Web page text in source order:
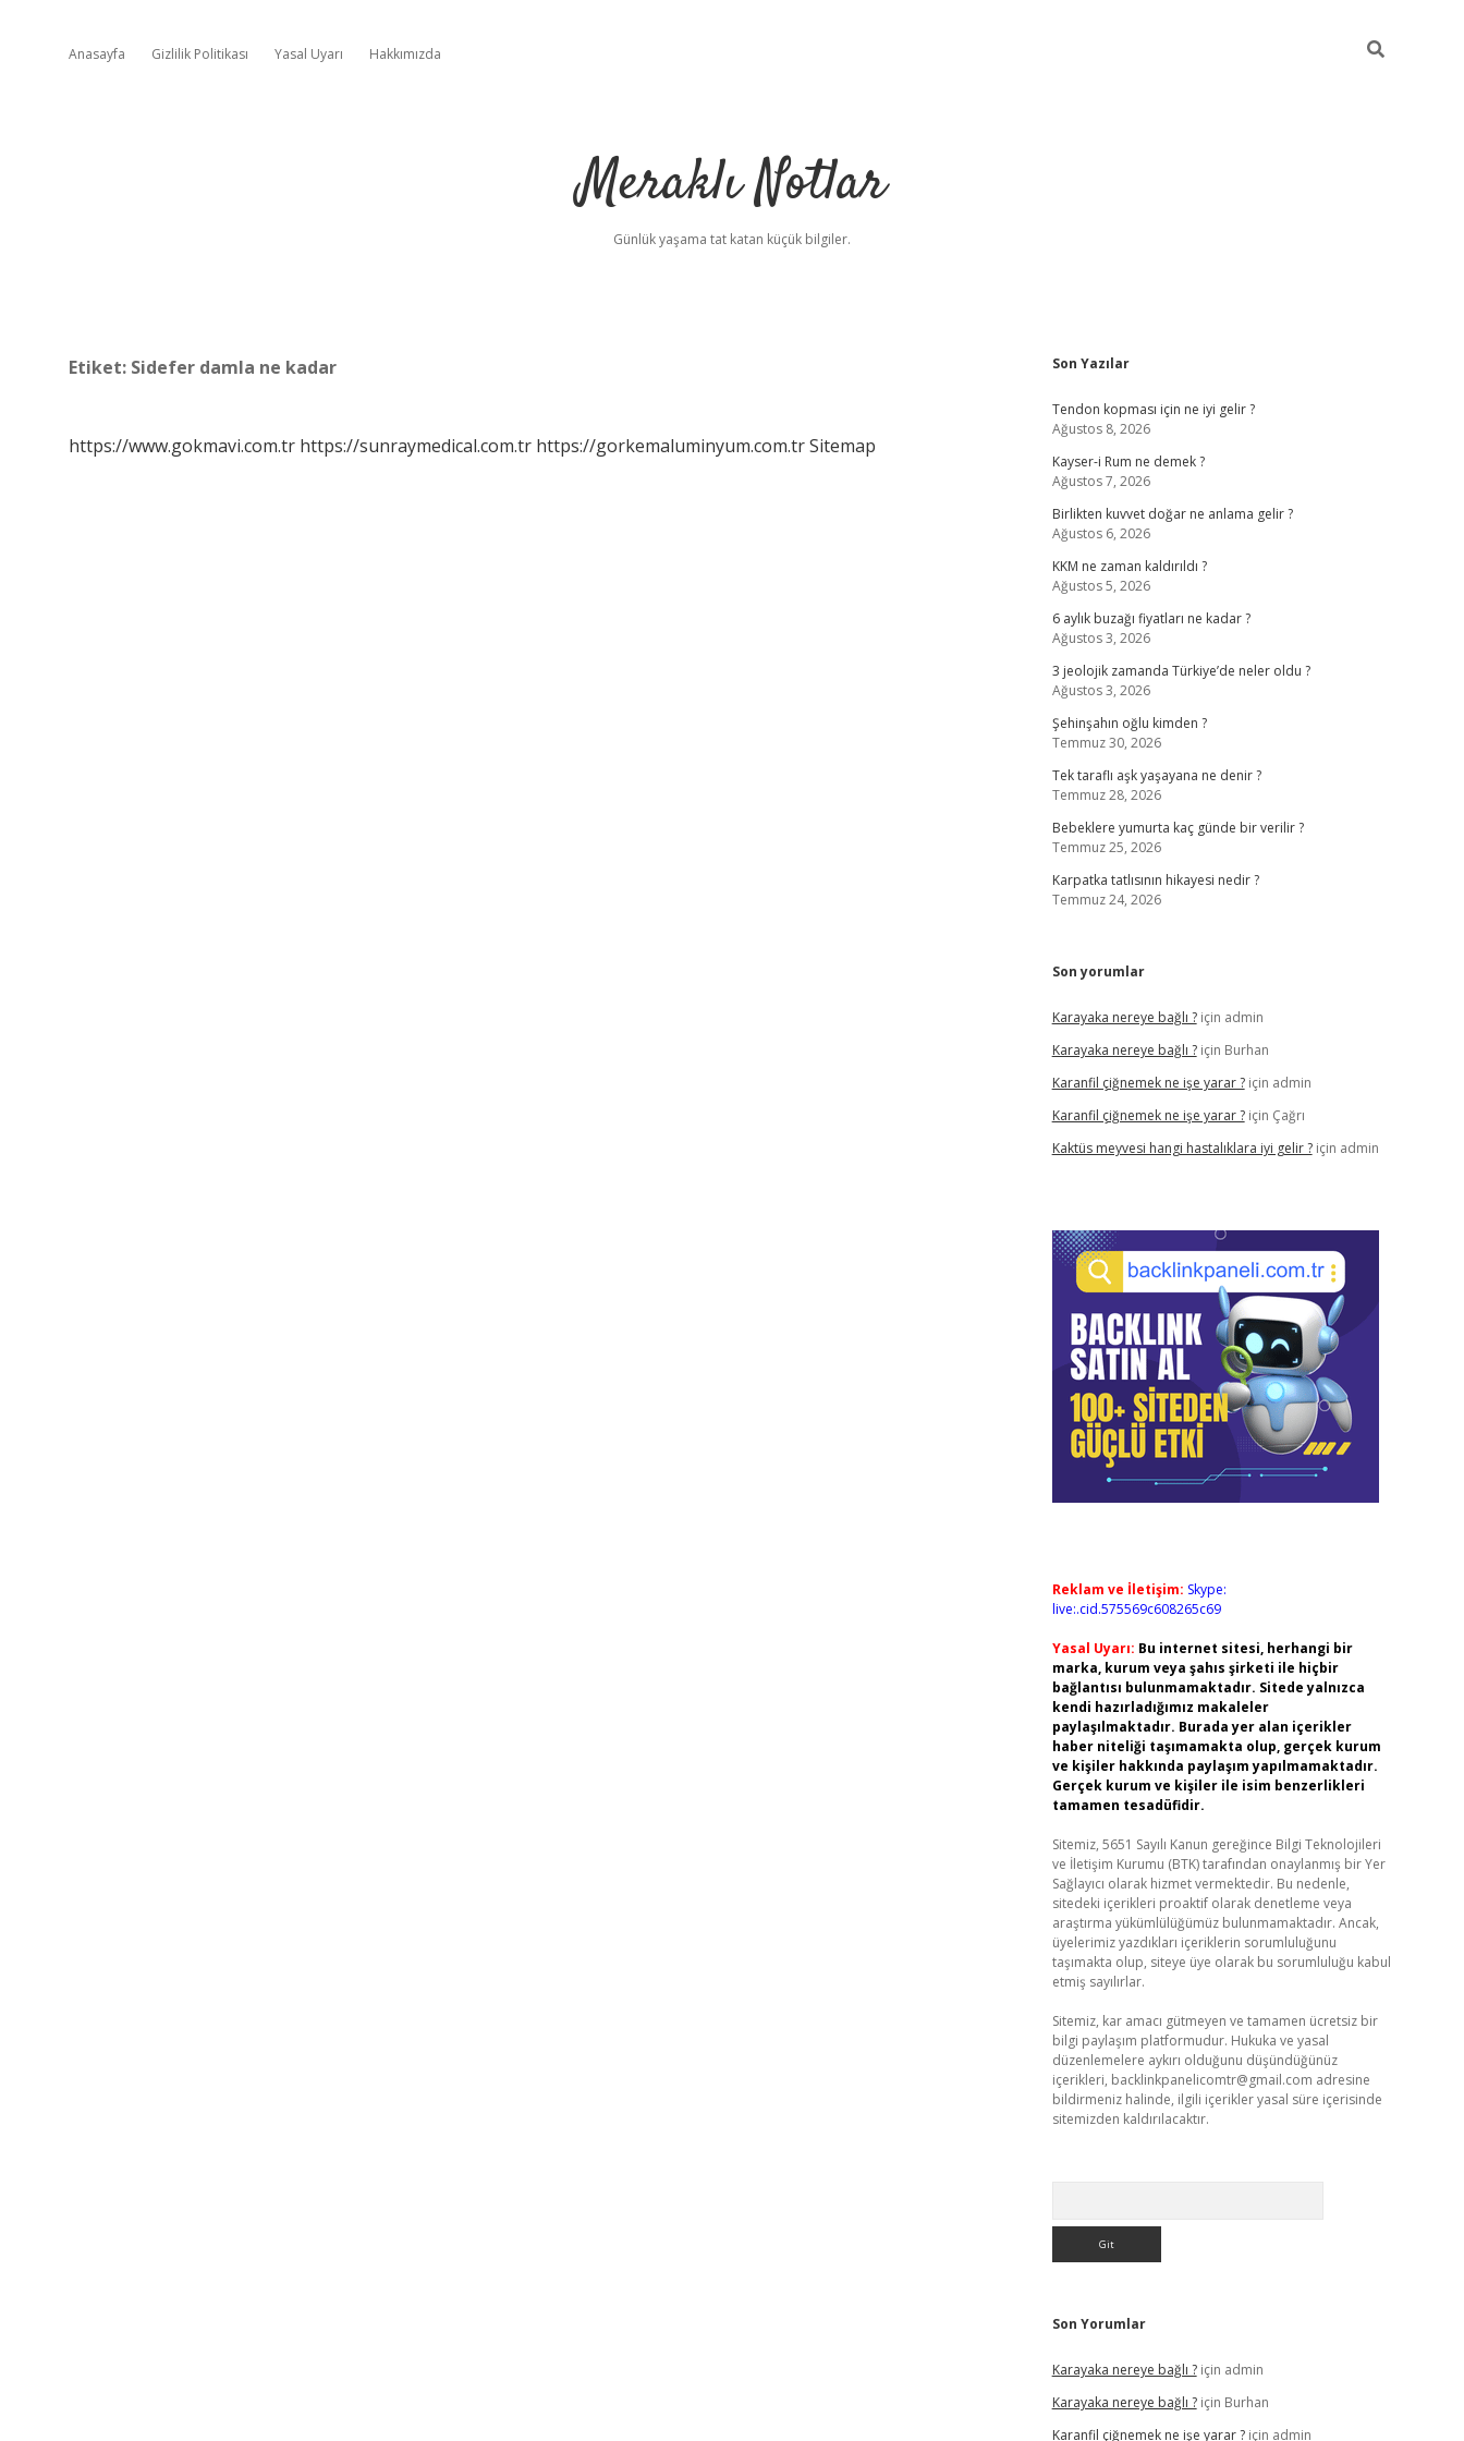
Anasayfa Gizlilik Politikası Yasal Uyarı Hakkımızda
Meraklı Notlar
Günlük yaşama tat katan küçük bilgiler.
Etiket: Sidefer damla ne kadar
https://www.gokmavi.com.tr https://sunraymedical.com.tr https://gorkemaluminyum.com.trSitemap
Sidebar
Son Yazılar
Tendon kopması için ne iyi gelir ?
Ağustos 8, 2026
Kayser-i Rum ne demek ?
Ağustos 7, 2026
Birlikten kuvvet doğar ne anlama gelir ?
Ağustos 6, 2026
KKM ne zaman kaldırıldı ?
Ağustos 5, 2026
6 aylık buzağı fiyatları ne kadar ?
Ağustos 3, 2026
3 jeolojik zamanda Türkiye’de neler oldu ?
Ağustos 3, 2026
Şehinşahın oğlu kimden ?
Temmuz 30, 2026
Tek taraflı aşk yaşayana ne denir ?
Temmuz 28, 2026
Bebeklere yumurta kaç günde bir verilir ?
Temmuz 25, 2026
Karpatka tatlısının hikayesi nedir ?
Temmuz 24, 2026
Son yorumlar
Karayaka nereye bağlı ?için admin
Karayaka nereye bağlı ?için Burhan
Karanfil çiğnemek ne işe yarar ?için admin
Karanfil çiğnemek ne işe yarar ?için Çağrı
Kaktüs meyvesi hangi hastalıklara iyi gelir ?için admin
Reklam ve İletişim: Skype:
live:.cid.575569c608265c69
Yasal Uyarı: Bu internet sitesi, herhangi bir
marka, kurum veya şahıs şirketi ile hiçbir
bağlantısı bulunmamaktadır. Sitede yalnızca
kendi hazırladığımız makaleler
paylaşılmaktadır. Burada yer alan içerikler
haber niteliği taşımamakta olup, gerçek kurum
ve kişiler hakkında paylaşım yapılmamaktadır.
Gerçek kurum ve kişiler ile isim benzerlikleri
tamamen tesadüfidir.
Sitemiz, 5651 Sayılı Kanun gereğince Bilgi Teknolojileri
ve İletişim Kurumu (BTK) tarafından onaylanmış bir Yer
Sağlayıcı olarak hizmet vermektedir. Bu nedenle,
sitedeki içerikleri proaktif olarak denetleme veya
araştırma yükümlülüğümüz bulunmamaktadır. Ancak,
üyelerimiz yazdıkları içeriklerin sorumluluğunu
taşımakta olup, siteye üye olarak bu sorumluluğu kabul
etmiş sayılırlar.
Sitemiz, kar amacı gütmeyen ve tamamen ücretsiz bir
bilgi paylaşım platformudur. Hukuka ve yasal
düzenlemelere aykırı olduğunu düşündüğünüz
içerikleri, backlinkpanelicomtr@gmail.com adresine
bildirmeniz halinde, ilgili içerikler yasal süre içerisinde
sitemizden kaldırılacaktır.
Son Yorumlar
Karayaka nereye bağlı ?için admin
Karayaka nereye bağlı ?için Burhan
Karanfil çiğnemek ne işe yarar ?için admin